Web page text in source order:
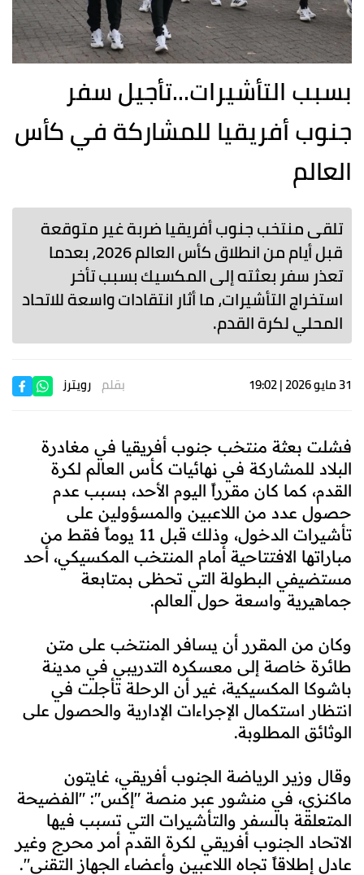
بسبب التأشيرات...تأجيل سفر
جنوب أفريقيا للمشاركة في كأس
العالم
تلقى منتخب جنوب أفريقيا ضربة غير متوقعة
قبل أيام من انطلاق كأس العالم 2026، بعدما
تعذر سفر بعثته إلى المكسيك بسبب تأخر
استخراج التأشيرات، ما أثار انتقادات واسعة للاتحاد
المحلي لكرة القدم.
31 مايو 2026 | 19:02 بقلم رويترز
فشلت بعثة منتخب جنوب أفريقيا في مغادرة
البلاد للمشاركة في نهائيات كأس العالم لكرة
القدم، كما كان مقرراً اليوم الأحد، بسبب عدم
حصول عدد من اللاعبين والمسؤولين على
تأشيرات الدخول، وذلك قبل 11 يوماً فقط من
مباراتها الافتتاحية أمام المنتخب المكسيكي، أحد
مستضيفي البطولة التي تحظى بمتابعة
جماهيرية واسعة حول العالم.
وكان من المقرر أن يسافر المنتخب على متن
طائرة خاصة إلى معسكره التدريبي في مدينة
باشوكا المكسيكية، غير أن الرحلة تأجلت في
انتظار استكمال الإجراءات الإدارية والحصول على
الوثائق المطلوبة.
وقال وزير الرياضة الجنوب أفريقي، غايتون
ماكنزي، في منشور عبر منصة "إكس": "الفضيحة
المتعلقة بالسفر والتأشيرات التي تسبب فيها
الاتحاد الجنوب أفريقي لكرة القدم أمر محرج وغير
عادل إطلاقاً تجاه اللاعبين وأعضاء الجهاز التقني".